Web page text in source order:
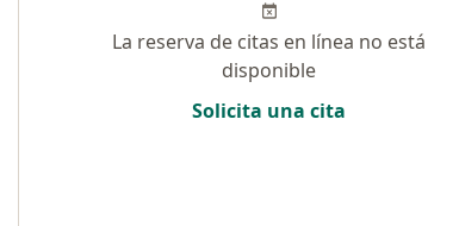
La reserva de citas en línea no está
disponible
Solicita una cita